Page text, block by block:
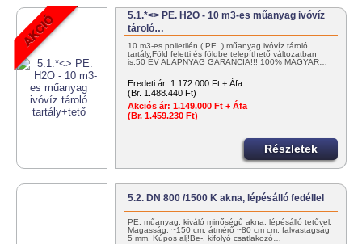
5.1.*<> PE. H2O - 10 m3-es műanyag ivóvíz
tároló…
10 m3-es polietilén ( PE. ) műanyag ivóvíz tároló
tartály.Föld feletti és földbe telepíthető változatban
is.50 ÉV ALAPNYAG GARANCIA!!! 100% MAGYAR…
Eredeti ár: 1.172.000 Ft + Áfa
(Br. 1.488.440 Ft)
Akciós ár: 1.149.000 Ft + Áfa
(Br. 1.459.230 Ft)
Részletek
5.2. DN 800 /1500 K akna, lépésálló fedéllel
PE. műanyag, kiváló minőségű akna, lépésálló tetővel.
Magasság: ~150 cm; átmérő ~80 cm cm; falvastagság
5 mm. Kúpos alj!Be-, kifolyó csatlakozó…